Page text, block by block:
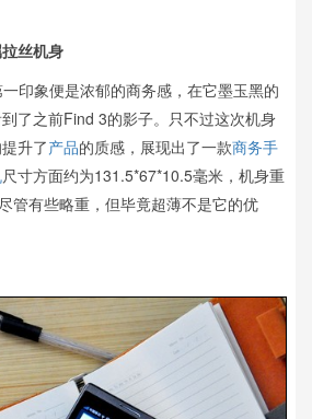
丝机身
印象便是浓郁的商务感，在它墨玉黑的
了之前Find 3的影子。只不过这次机身
升了产品的质感，展现出了一款商务手
尺寸方面约为131.5*67*10.5毫米，机身重
管有些略重，但毕竟超薄不是它的优